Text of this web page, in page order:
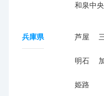
和泉中央
兵庫県 芦屋
明石
姫路